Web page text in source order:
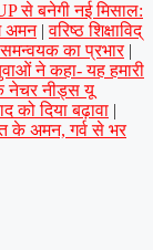
से बनेगी नई मिसाल:
अमन | वरिष्ठ शिक्षाविद्
का प्रभार |
ने कहा- यह हमारी
नेचर नीड्स यू
को दिया बढ़ावा |
के अमन, गर्व से भर